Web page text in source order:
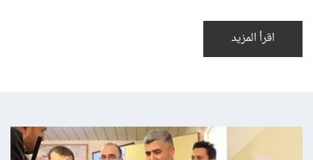
اقرأ المزيد